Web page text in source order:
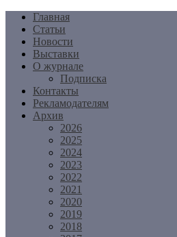
Перейти
содержимому
Главная
Статьи
Новости
Выставки
О журнале
Подписка
Контакты
Рекламодателям
Архив
2026
2025
2024
2023
2022
2021
2020
2019
2018